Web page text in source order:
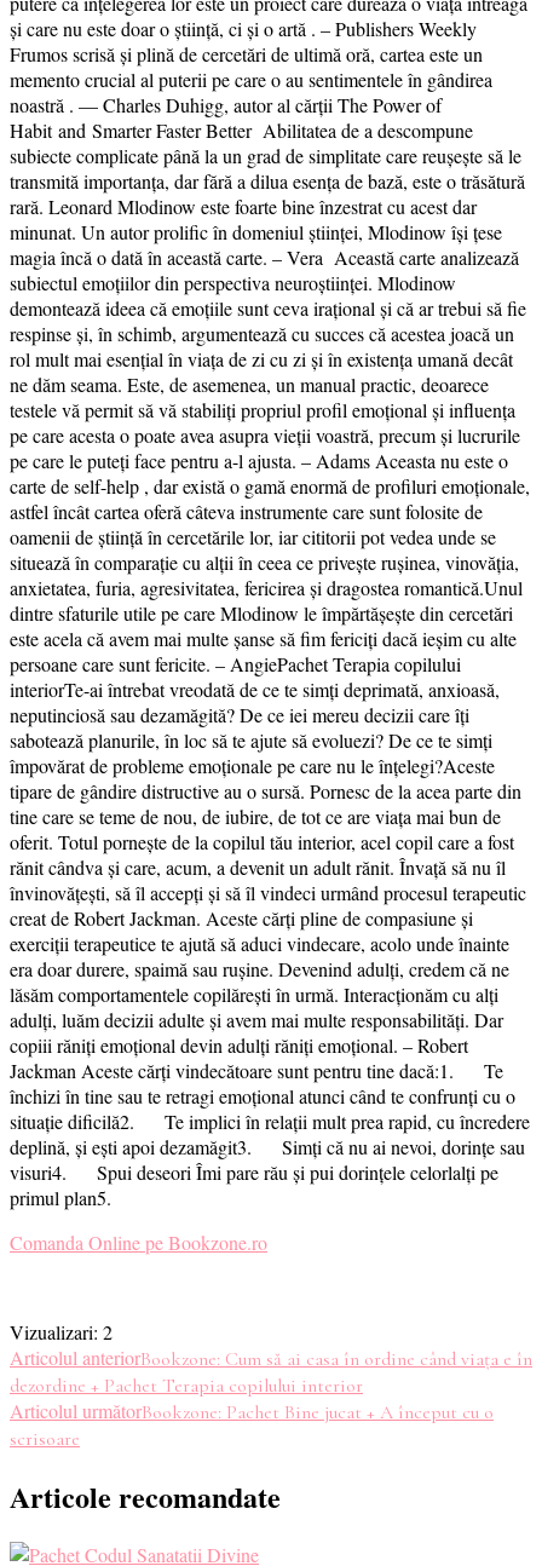
și care nu este doar o știință, ci și o artă . – Publishers Weekly
Frumos scrisă și plină de cercetări de ultimă oră, cartea este un
memento crucial al puterii pe care o au sentimentele în gândirea
noastră . — Charles Duhigg, autor al cărții The Power of
Habit and Smarter Faster Better Abilitatea de a descompune
subiecte complicate până la un grad de simplitate care reușește să le
transmită importanța, dar fără a dilua esența de bază, este o trăsătură
rară. Leonard Mlodinow este foarte bine înzestrat cu acest dar
minunat. Un autor prolific în domeniul științei, Mlodinow își țese
magia încă o dată în această carte. – Vera Această carte analizează
subiectul emoțiilor din perspectiva neuroștiinței. Mlodinow
demontează ideea că emoțiile sunt ceva irațional și că ar trebui să fie
respinse și, în schimb, argumentează cu succes că acestea joacă un
rol mult mai esențial în viața de zi cu zi și în existența umană decât
ne dăm seama. Este, de asemenea, un manual practic, deoarece
testele vă permit să vă stabiliți propriul profil emoțional și influența
pe care acesta o poate avea asupra vieții voastră, precum și lucrurile
pe care le puteți face pentru a-l ajusta. – Adams Aceasta nu este o
carte de self-help , dar există o gamă enormă de profiluri emoționale,
astfel încât cartea oferă câteva instrumente care sunt folosite de
oamenii de știință în cercetările lor, iar cititorii pot vedea unde se
situează în comparație cu alții în ceea ce privește rușinea, vinovăția,
anxietatea, furia, agresivitatea, fericirea și dragostea romantică.Unul
dintre sfaturile utile pe care Mlodinow le împărtășește din cercetări
este acela că avem mai multe șanse să fim fericiți dacă ieșim cu alte
persoane care sunt fericite. – AngiePachet Terapia copilului
interiorTe-ai întrebat vreodată de ce te simți deprimată, anxioasă,
neputinciosă sau dezamăgită? De ce iei mereu decizii care îți
sabotează planurile, în loc să te ajute să evoluezi? De ce te simți
împovărat de probleme emoționale pe care nu le înțelegi?Aceste
tipare de gândire distructive au o sursă. Pornesc de la acea parte din
tine care se teme de nou, de iubire, de tot ce are viața mai bun de
oferit. Totul pornește de la copilul tău interior, acel copil care a fost
rănit cândva și care, acum, a devenit un adult rănit. Învață să nu îl
învinovățești, să îl accepți și să îl vindeci urmând procesul terapeutic
creat de Robert Jackman. Aceste cărți pline de compasiune și
exerciții terapeutice te ajută să aduci vindecare, acolo unde înainte
era doar durere, spaimă sau rușine. Devenind adulți, credem că ne
lăsăm comportamentele copilărești în urmă. Interacționăm cu alți
adulți, luăm decizii adulte și avem mai multe responsabilități. Dar
copiii răniți emoțional devin adulți răniți emoțional. – Robert
Jackman Aceste cărți vindecătoare sunt pentru tine dacă:1. Te
închizi în tine sau te retragi emoțional atunci când te confrunți cu o
situație dificilă2. Te implici în relații mult prea rapid, cu încredere
deplină, și ești apoi dezamăgit3. Simți că nu ai nevoi, dorințe sau
visuri4. Spui deseori Îmi pare rău și pui dorințele celorlalți pe
primul plan5.
Comanda Online pe Bookzone.ro
Vizualizari: 2
Navigare
în
articole
Articolul anteriorBookzone: Cum să ai casa în ordine când viața e în
dezordine + Pachet Terapia copilului interior
Articolul următorBookzone: Pachet Bine jucat + A început cu o
scrisoare
Articole recomandate